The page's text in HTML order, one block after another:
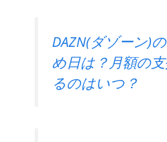
DAZN(ダゾーン)
め日は？月額の
るのはいつ？